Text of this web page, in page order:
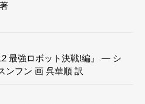
最強ロボット決戦!編』 — シ
ンフン 画 呉華順 訳